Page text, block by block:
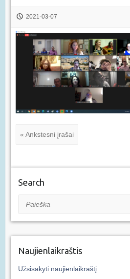
2021-03-07
« Ankstesni įrašai
Search
Paieška
Naujienlaikraštis
Užsisakyti naujienlaikraštį